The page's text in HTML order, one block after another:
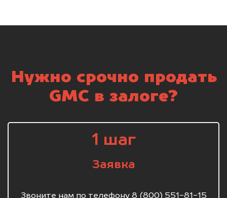
Нужно срочно продать
GMC в залоге?
1 шаг
Заявка
Звоните нам по телефону 8 (800) 551-81-15